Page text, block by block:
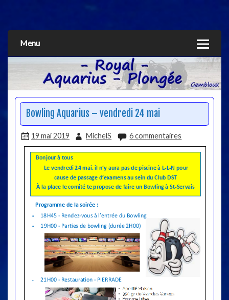
Menu
Bowling Aquarius – vendredi 24 mai
19 mai 2019 MichelS 6 commentaires